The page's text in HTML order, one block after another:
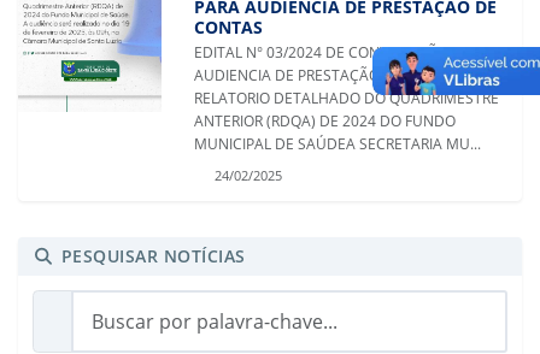
PARA AUDIENCIA DE PRESTAÇÃO DE
CONTAS
EDITAL N° 03/2024 DE CONVOCAÇÃO PARA
AUDIENCIA DE PRESTAÇÃO DE CONTAS DO 3º
RELATORIO DETALHADO DO QUADRIMESTRE
ANTERIOR (RDQA) DE 2024 DO FUNDO
MUNICIPAL DE SAÚDEA SECRETARIA MU...
24/02/2025
PESQUISAR NOTÍCIAS